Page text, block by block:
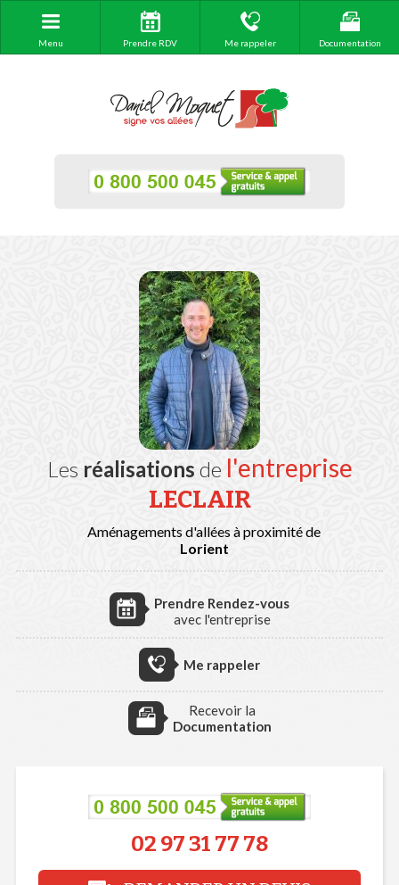
Menu Prendre RDV Me rappeler Documentation
Les réalisations de l'entreprise
LECLAIR
Aménagements d'allées à proximité de
Lorient
Prendre Rendez-vous
avec l'entreprise
Me rappeler
Recevoir la
Documentation
02 97 31 77 78